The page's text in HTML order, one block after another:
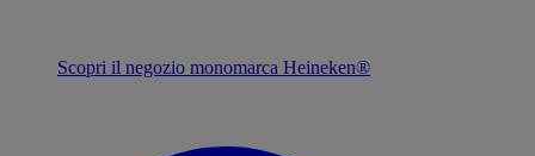
Scopri il negozio monomarca Heineken®